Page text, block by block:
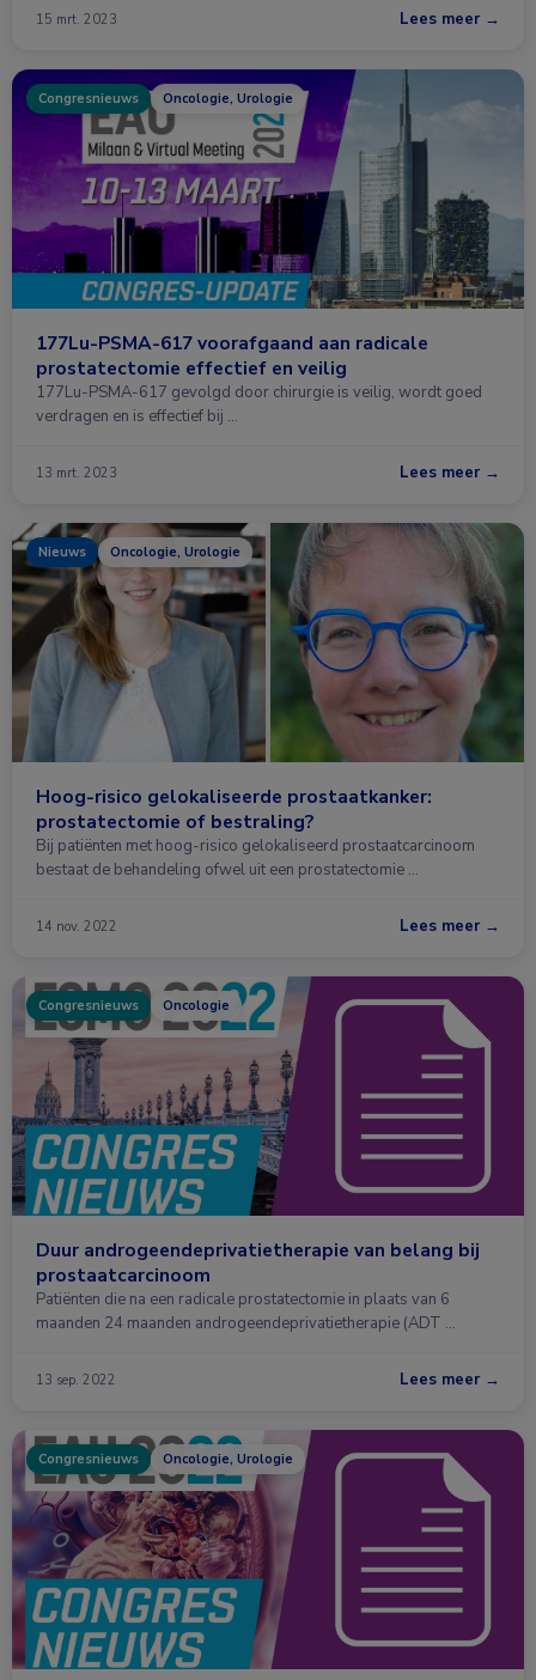
15 mrt. 2023 Lees meer →
Congresnieuws Oncologie, Urologie
177Lu-PSMA-617 voorafgaand aan radicale
prostatectomie effectief en veilig
177Lu-PSMA-617 gevolgd door chirurgie is veilig, wordt goed
verdragen en is effectief bij …
13 mrt. 2023 Lees meer →
Nieuws Oncologie, Urologie
Hoog-risico gelokaliseerde prostaatkanker:
prostatectomie of bestraling?
Bij patiënten met hoog-risico gelokaliseerd prostaatcarcinoom
bestaat de behandeling ofwel uit een prostatectomie …
14 nov. 2022 Lees meer →
Congresnieuws Oncologie
Duur androgeendeprivatietherapie van belang bij
prostaatcarcinoom
Patiënten die na een radicale prostatectomie in plaats van 6
maanden 24 maanden androgeendeprivatietherapie (ADT …
13 sep. 2022 Lees meer →
Congresnieuws Oncologie, Urologie